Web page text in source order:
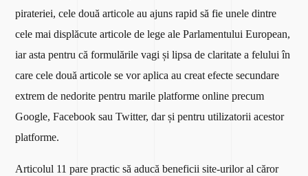
pirateriei, cele două articole au ajuns rapid să fie unele dintre
cele mai displăcute articole de lege ale Parlamentului European,
iar asta pentru că formulările vagi și lipsa de claritate a felului în
care cele două articole se vor aplica au creat efecte secundare
extrem de nedorite pentru marile platforme online precum
Google, Facebook sau Twitter, dar și pentru utilizatorii acestor
platforme.
Articolul 11 pare practic să aducă beneficii site-urilor al căror